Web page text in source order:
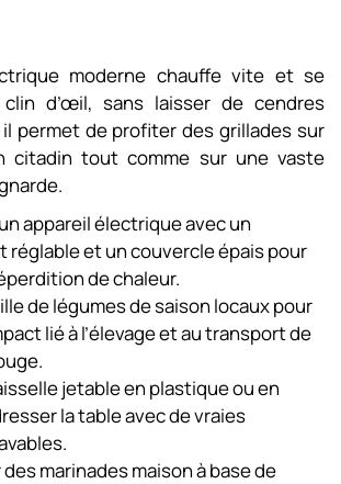
moderne chauffe vite et se
d’œil, sans laisser de cendres
permet de profiter des grillades sur
citadin tout comme sur une vaste
appareil électrique avec un
réglable et un couvercle épais pour
de chaleur.
de légumes de saison locaux pour
lié à l’élevage et au transport de
jetable en plastique ou en
la table avec de vraies
marinades maison à base de